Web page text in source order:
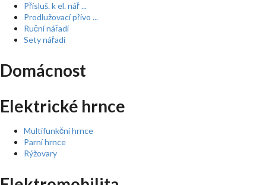
Přísluš. k el. nář ...
Prodlužovací přívo ...
Ruční nářadí
Sety nářadí
Domácnost
Elektrické hrnce
Multifunkční hrnce
Parní hrnce
Rýžovary